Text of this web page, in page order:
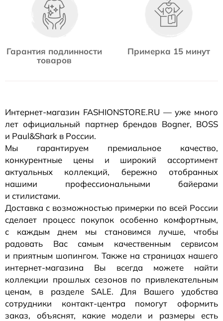
Гарантия подлинности
товаров
Примерка 15 минут
Интернет-магазин FASHIONSTORE.RU — уже много
лет официальный партнер брендов Bogner, BOSS
и Paul&Shark в России.
Мы гарантируем премиальное качество,
конкурентные цены и широкий ассортимент
актуальных коллекций, бережно отобранных
нашими профессиональными байерами
и стилистами.
Доставка с возможностью примерки по всей России
сделает процесс покупок особенно комфортным,
с каждым днем мы становимся лучше, чтобы
радовать Вас самым качественным сервисом
и приятным шопингом. Также на страницах нашего
интернет-магазина Вы всегда можете найти
коллекции прошлых сезонов по привлекательным
ценам, в разделе SALE. Для Вашего удобства
сотрудники контакт-центра помогут оформить
заказ, объяснят, какие модели и размеры есть